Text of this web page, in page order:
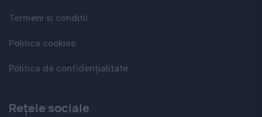
Termeni si conditii
Politica cookies
Politica de confidențialitate
Rețele sociale